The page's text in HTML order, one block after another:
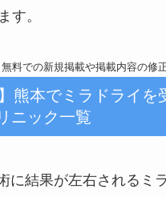
す。
料での新規掲載や掲載内容の修
熊本でミラドライを
ニック一覧
に結果が左右されるミ